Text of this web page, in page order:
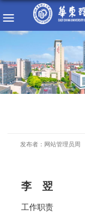
发布者：网站管理员周
李 翌
工作职责